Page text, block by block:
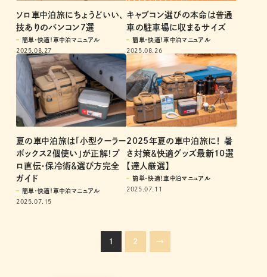
ソロ車中泊旅にちょうどいい、
技ありのバンコン7選
簡単・快適！車中泊マニュアル
2025.08.27
キャブコン選びの本命は普通
車の駐車場に収まるサイズ
簡単・快適！車中泊マニュアル
2025.08.26
夏の車中泊旅は「小型クーラー
ボックス2個使い」が正解！プ
ロ直伝・保冷術＆選び方完全
ガイド
簡単・快適！車中泊マニュアル
2025.07.15
2025年夏の車中泊旅に！ 暑
さ対策＆快適グッズ最新10選
【達人厳選】
簡単・快適！車中泊マニュアル
2025.07.11
1 2 →